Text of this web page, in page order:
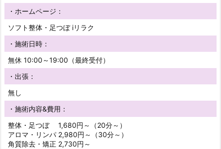
・ホームページ：
ソフト整体・足つぼ iリラク
・施術日時：
無休 10:00～19:00（最終受付）
・出張：
無し
・施術内容&費用：
整体・足つぼ 1,680円～（20分～）
アロマ・リンパ 2,980円～（30分～）
角質除去・矯正 2,730円～